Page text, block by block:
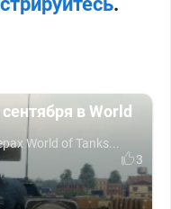
в World
World of Tanks...
3